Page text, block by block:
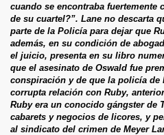
cuando se encontraba
de su cuartel?”. Lane no descarta
parte de la Policía para dejar que
además, en su condición de
el juicio, presenta en su libro
que el asesinato de Oswald fue
conspiración y de que la policía de
corrupta relación con Ruby,
Ruby era un conocido gángster de
cabarets y negocios de licores, y
al sindicato del crimen de Meyer